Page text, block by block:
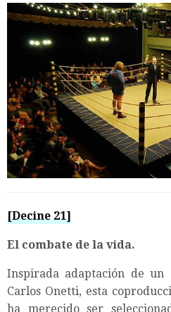
[Decine 21]
El combate de la vida.
Inspirada adaptación de un
Carlos Onetti, esta
ha merecido ser